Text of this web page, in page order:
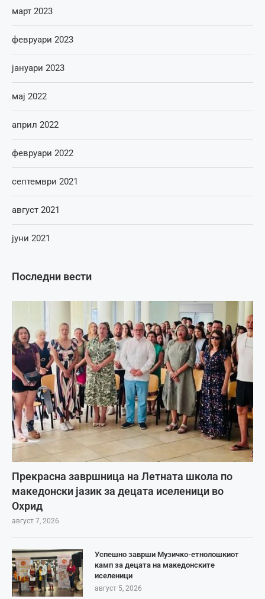
Последни вести
Прекрасна завршница на Летната школа по
македонски јазик за децата иселеници во
Охрид
август 7, 2026
Успешно заврши Музичко-етнолошкиот
камп за децата на македонските
иселеници
август 5, 2026
март 2023
февруари 2023
јануари 2023
мај 2022
април 2022
февруари 2022
септември 2021
август 2021
јуни 2021